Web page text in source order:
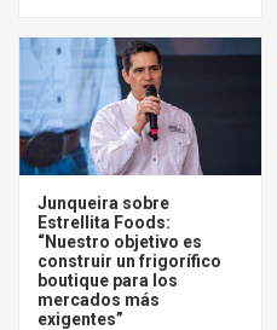
Junqueira sobre
Estrellita Foods:
“Nuestro objetivo es
construir un frigorífico
boutique para los
mercados más
exigentes”